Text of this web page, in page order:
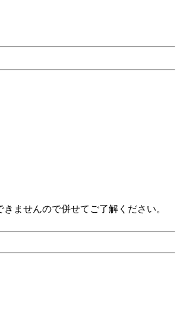
ませんので併せてご了解ください。